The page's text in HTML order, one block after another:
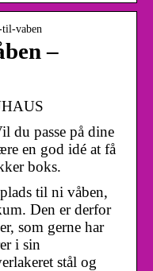
til-vaben
–
du passe på dine
en god idé at få
boks.
til ni våben,
Den er derfor
som gerne har
i sin
stål og